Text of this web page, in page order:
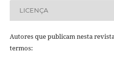
LICENÇA
Autores que publicam nesta
termos: